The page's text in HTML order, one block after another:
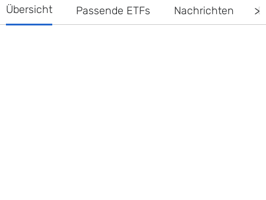
Übersicht Passende ETFs Nachrichten